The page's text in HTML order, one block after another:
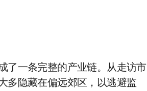
了一条完整的产业链。从走访市
多隐藏在偏远郊区，以逃避监